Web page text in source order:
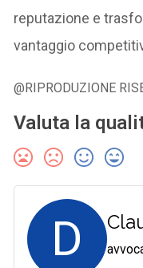
reputazione e
vantaggio
@RIPRODUZIONE
Valuta la
D